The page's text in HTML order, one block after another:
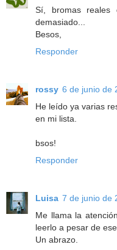
Sí, bromas reales
demasiado...
Besos,
Responder
rossy 6 de junio de
He leído ya varias
en mi lista.
bsos!
Responder
Luisa 7 de junio de
Me llama la
leerlo a pesar de
Un abrazo.